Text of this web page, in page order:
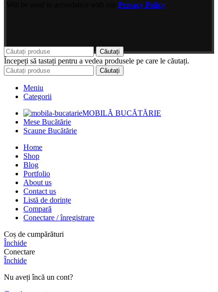
Privacy Policy
Căutați
Începeți să tastați pentru a vedea produsele pe care le căutați.
Căutați
Meniu
Categorii
MOBILĂ BUCĂTĂRIE
Mese Bucătărie
Scaune Bucătărie
Home
Shop
Blog
Portfolio
About us
Contact us
Listă de dorințe
Compară
Conectare / înregistrare
Coș de cumpărături
Închide
Conectare
Închide
Nu aveți încă un cont?